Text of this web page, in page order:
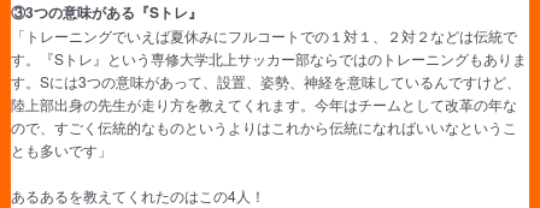
③3つの意味がある『Sトレ』
「トレーニングでいえば夏休みにフルコートでの１対１、２対２などは伝統で
す。『Sトレ』という専修大学北上サッカー部ならではのトレーニングもありま
す。Sには3つの意味があって、設置、姿勢、神経を意味しているんですけど、
陸上部出身の先生が走り方を教えてくれます。今年はチームとして改革の年な
ので、すごく伝統的なものというよりはこれから伝統になればいいなというこ
とも多いです」
あるあるを教えてくれたのはこの4人！